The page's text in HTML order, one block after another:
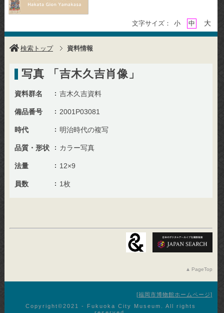
文字サイズ： 小 中 大
検索トップ 資料情報
写真 「吉木久吉肖像」
資料群名 吉木久吉資料
備品番号 2001P03081
時代 明治時代の複写
品質・形状 カラー写真
法量 12×9
員数 1枚
PageTop
福岡市博物館ホームページ
Copyright©︎2021 - Fukuoka City Museum. All rights